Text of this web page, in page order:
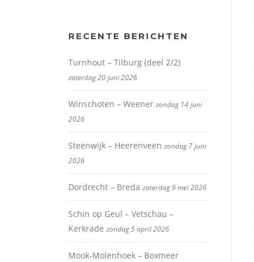
RECENTE BERICHTEN
Turnhout – Tilburg (deel 2/2)
zaterdag 20 juni 2026
Winschoten – Weener zondag 14 juni
2026
Steenwijk – Heerenveen zondag 7 juni
2026
Dordrecht – Breda zaterdag 9 mei 2026
Schin op Geul – Vetschau –
Kerkrade zondag 5 april 2026
Mook-Molenhoek – Boxmeer